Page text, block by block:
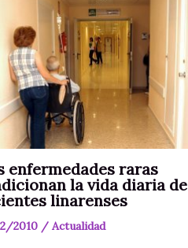
enfermedades raras
la vida diaria de
linarenses
2010 / Actualidad